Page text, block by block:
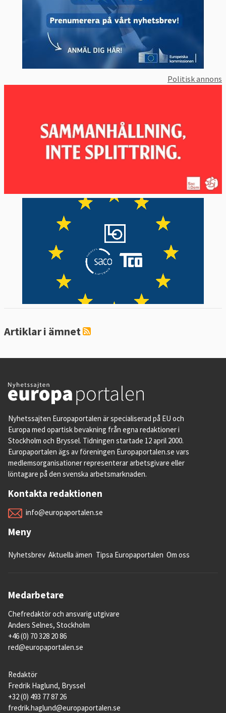
Politisk annons
Artiklar i ämnet
Nyhetssajten Europaportalen är specialiserad på EU och
Europa med opartisk bevakning från egna redaktioner i
Stockholm och Bryssel. Tidningen startade 12 april 2000.
Europaportalen ägs av föreningen Europaportalen.se vars
medlemsorganisationer representerar arbetsgivare eller
löntagare på den svenska arbetsmarknaden.
Kontakta redaktionen
info@europaportalen.se
Meny
Nyhetsbrev Aktuella ämen Tipsa Europaportalen Om oss
Medarbetare
Chefredaktör och ansvarig utgivare
Anders Selnes, Stockholm
+46 (0) 70 328 20 86
red@europaportalen.se
Redaktör
Fredrik Haglund, Bryssel
+32 (0) 493 77 87 26
fredrik.haglund@europaportalen.se